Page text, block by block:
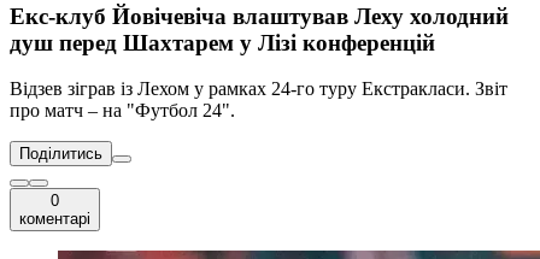
Екс-клуб Йовічевіча влаштував Леху холодний
душ перед Шахтарем у Лізі конференцій
Відзев зіграв із Лехом у рамках 24-го туру Екстракласи. Звіт
про матч – на "Футбол 24".
Поділитись
0
коментарі